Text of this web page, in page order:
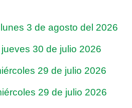
3 de agosto del 2026
30 de julio 2026
29 de julio 2026
29 de julio 2026